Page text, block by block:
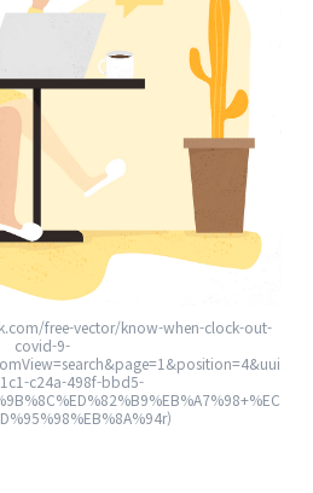
free-vector/know-when-clock-out-
covid-9-
c24a-498f-bbd5-